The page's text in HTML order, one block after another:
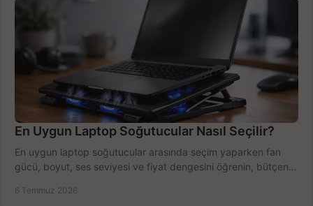
En Uygun Laptop Soğutucular Nasıl Seçilir?
En uygun laptop soğutucular arasında seçim yaparken fan
gücü, boyut, ses seviyesi ve fiyat dengesini öğrenin, bütçenizi
6 Temmuz 2026